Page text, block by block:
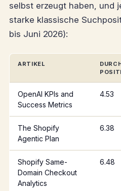
selbst erzeugt haben, und
starke klassische
bis Juni 2026):
ARTIKEL
OpenAI KPIs and
Success Metrics
4.53
The Shopify
Agentic Plan
6.38
Shopify Same-
Domain Checkout
Analytics
6.48